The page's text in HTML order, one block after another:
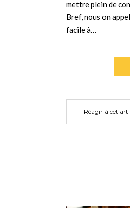
mettre plein de
Bref, nous on
facile à…
Réagir à cet